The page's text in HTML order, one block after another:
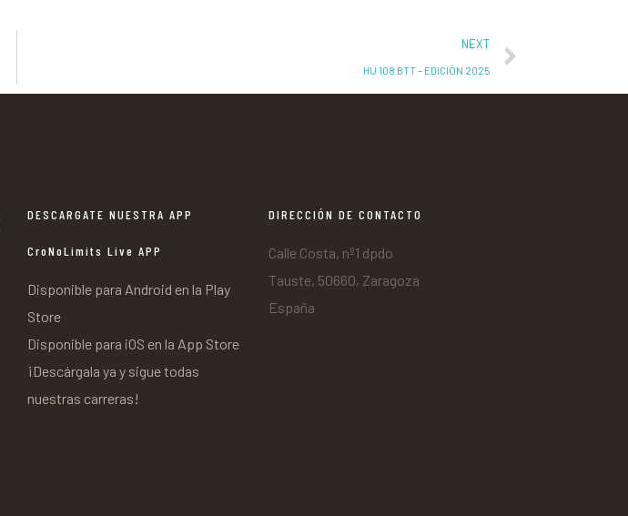
NEXT
HU 108 BTT – EDICIÓN 2025
DESCARGATE NUESTRA APP
CroNoLimits Live APP
Disponible para Android en la Play
Store
Disponible para iOS en la App Store
¡Descárgala ya y sigue todas
nuestras carreras!
DIRECCIÓN DE CONTACTO
Calle Costa, nº1 dpdo
Tauste, 50660, Zaragoza
España